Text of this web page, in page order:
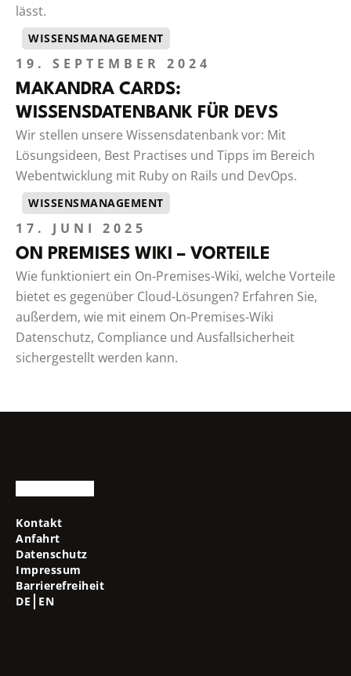
lässt.
WISSENSMANAGEMENT
19. SEPTEMBER 2024
MAKANDRA CARDS:
WISSENSDATENBANK FÜR DEVS
Wir stellen unsere Wissensdatenbank vor: Mit
Lösungsideen, Best Practises und Tipps im Bereich
Webentwicklung mit Ruby on Rails und DevOps.
WISSENSMANAGEMENT
17. JUNI 2025
ON PREMISES WIKI – VORTEILE
Wie funktioniert ein On-Premises-Wiki, welche Vorteile
bietet es gegenüber Cloud-Lösungen? Erfahren Sie,
außerdem, wie mit einem On-Premises-Wiki
Datenschutz, Compliance und Ausfallsicherheit
sichergestellt werden kann.
Kontakt
Anfahrt
Datenschutz
Impressum
Barrierefreiheit
DE
EN